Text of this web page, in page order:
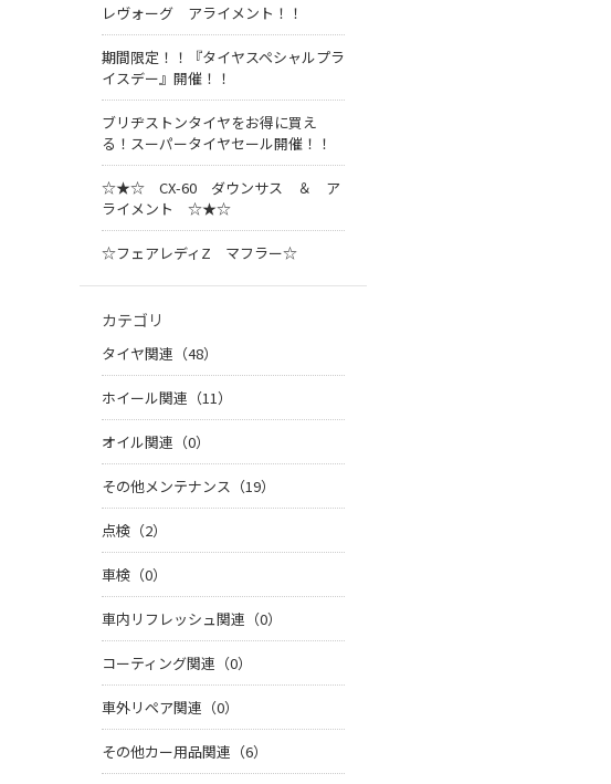
レヴォーグ アライメント！！
期間限定！！『タイヤスペシャルプラ
イスデー』開催！！
ブリヂストンタイヤをお得に買え
る！スーパータイヤセール開催！！
☆★☆ CX-60 ダウンサス ＆ ア
ライメント ☆★☆
☆フェアレディZ マフラー☆
カテゴリ
タイヤ関連（48）
ホイール関連（11）
オイル関連（0）
その他メンテナンス（19）
点検（2）
車検（0）
車内リフレッシュ関連（0）
コーティング関連（0）
車外リペア関連（0）
その他カー用品関連（6）